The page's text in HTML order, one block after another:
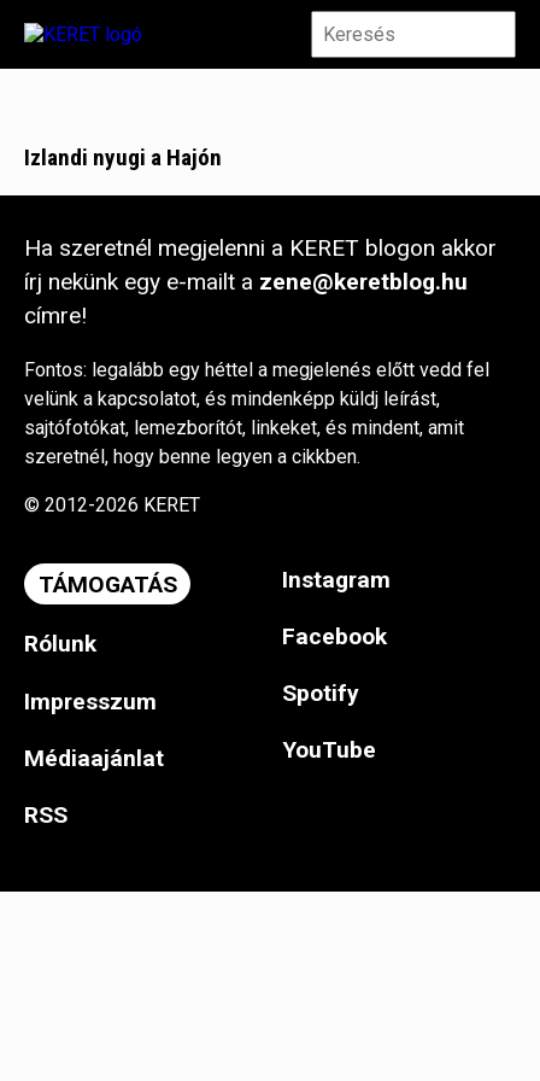
Izlandi nyugi a Hajón
Ha szeretnél megjelenni a KERET blogon akkor
írj nekünk egy e-mailt a zene@keretblog.hu
címre!
Fontos: legalább egy héttel a megjelenés előtt vedd fel
velünk a kapcsolatot, és mindenképp küldj leírást,
sajtófotókat, lemezborítót, linkeket, és mindent, amit
szeretnél, hogy benne legyen a cikkben.
© 2012-2026 KERET
TÁMOGATÁS
Rólunk
Impresszum
Médiaajánlat
RSS
Instagram
Facebook
Spotify
YouTube